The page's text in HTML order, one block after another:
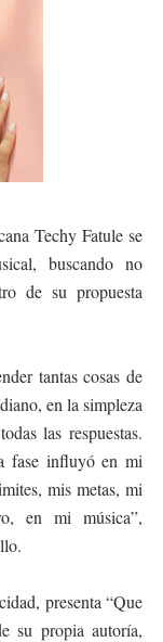
Techy Fatule se
buscando no
de su propuesta
tantas cosas de
en la simpleza
las respuestas.
fase influyó en mi
mis metas, mi
en mi música”,
presenta “Que
su propia autoría,